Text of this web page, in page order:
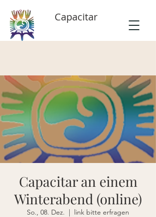
Capacitar
Capacitar an einem
Winterabend (online)
So., 08. Dez.
  |
link bitte erfragen